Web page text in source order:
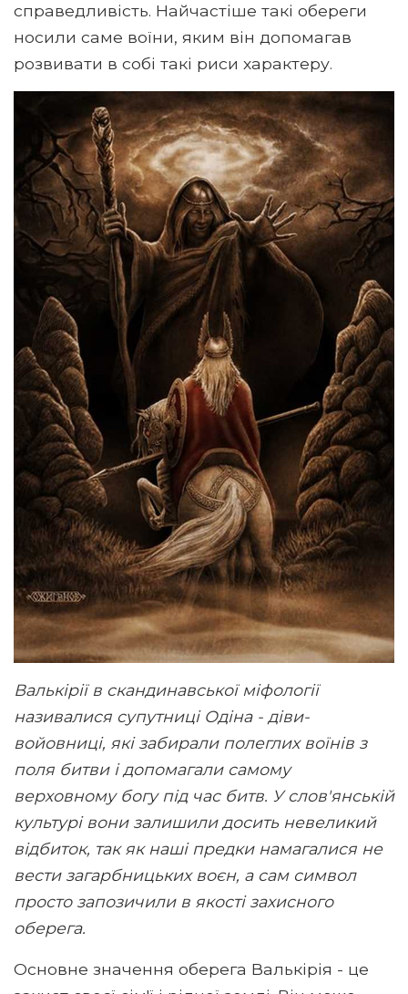
справедливість. Найчастіше такі обереги
носили саме воїни, яким він допомагав
розвивати в собі такі риси характеру.
Валькірії в скандинавської міфології
називалися супутниці Одіна - діви-
войовниці, які забирали полеглих воїнів з
поля битви і допомагали самому
верховному богу під час битв. У слов'янській
культурі вони залишили досить невеликий
відбиток, так як наші предки намагалися не
вести загарбницьких воєн, а сам символ
просто запозичили в якості захисного
оберега.
Основне значення оберега Валькірія - це